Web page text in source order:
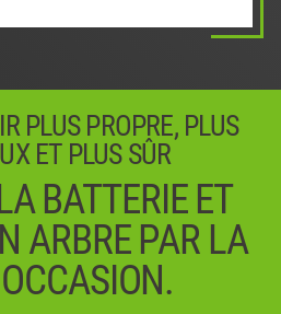
PLUS PROPRE, PLUS
ET PLUS SÛR
BATTERIE ET
ARBRE PAR LA